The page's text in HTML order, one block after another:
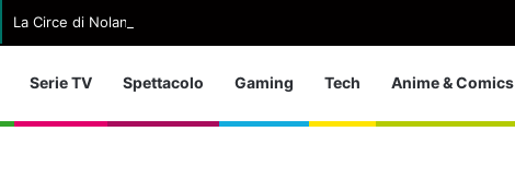
La Circe di Nolan senza ingaggi: il paradosso di Samantha Norton
Serie TV Spettacolo Gaming Tech Anime & Comics